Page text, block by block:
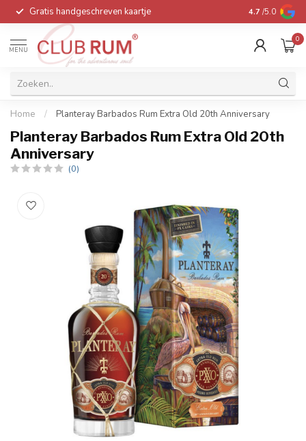
Gratis handgeschreven kaartje Voor 16:00
4.7 /5.0
MENU
0
Home / Planteray Barbados Rum Extra Old 20th Anniversary
Planteray Barbados Rum Extra Old 20th
Anniversary
(0)